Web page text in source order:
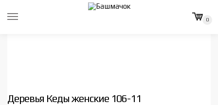
0
Деревья Кеды женские 106-11